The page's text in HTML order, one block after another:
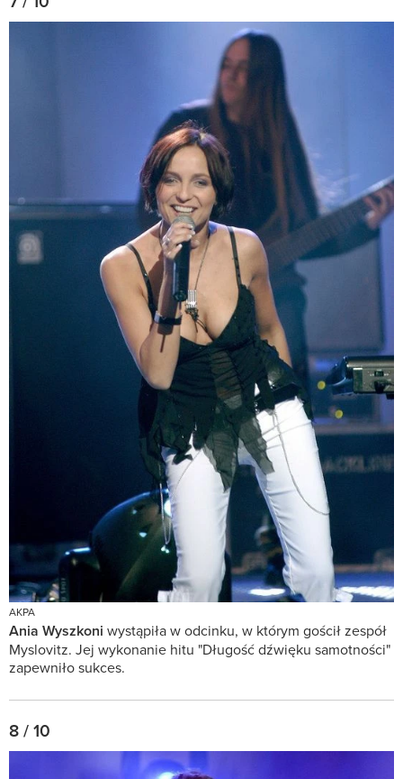
AKPA
Ania Wyszkoni wystąpiła w odcinku, w którym gościł zespół
Myslovitz. Jej wykonanie hitu "Długość dźwięku samotności"
zapewniło sukces.
8 / 10